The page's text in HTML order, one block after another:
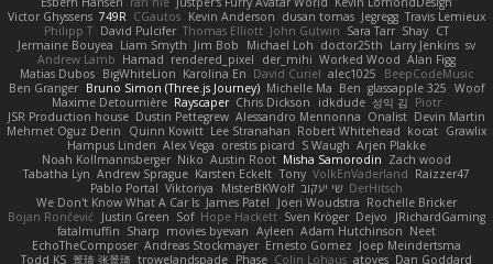
Victor Ghyssens 749R CGautos Kevin Anderson dusan tomas Jegregg Travis Lemieux
Philipp T David Pulcifer Thomas Elliott John Gutwin Sara Tarr Shay CT
Jermaine Bouyea Liam Smyth Jim Bob Michael Loh doctor25th Larry Jenkins sv
Andrew Lamb Hamad rendered_pixel der_mihi Worked Wood Alan Figg
Matias Dubos BigWhiteLion Karolina En David Curiel alec1025
BeepCodeMusic
Ben Granger Bruno Simon (Three.js Journey) Michelle Ma Ben glassapple 325 Woof
Maxime Detournière Rayscaper Chris Dickson idkdude 성익 김 Piotr
JSR Production house Dustin Pettegrew Alessandro Mennonna Onalist Devin Martin
Mehmet Oguz Derin
Quinn Kowitt Lee Stranahan Robert Whitehead kocat Grawlix
Hampus Linden Alex Vega orestis picard S Waugh Arjen Plakke
Noah Kollmannsberger Niko Austin Root Misha Samorodin Zach wood
Tabatha Lyn Andrew Sprague Karsten Eckelt Tony VolkEnVaderland Raizzer47
Pablo Portal Viktoriya MisterBKWolf שי יעקוב DerHitsch
We Don't Know What A Car Is James Patel Joeri Woudstra Rochelle Bricker
Bojan Rončević
Justin Green Sof Hope Hackett Sven Kröger Dejvo
JRichardGaming
fatalmuffin Sharp movies byevan Ayleen Adam Hutchinson Neet
EchoTheComposer Andreas Stockmayer Ernesto Gomez Joep Meindertsma
Todd KS 景琦 张景琦 trowelandspade Phase Colin Lohaus atoves Dan Goddard